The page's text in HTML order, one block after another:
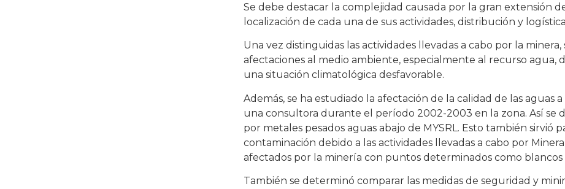
Se debe destacar la complejidad causada por la gran extensión
localización de cada una de sus actividades, distribución y
Una vez distinguidas las actividades llevadas a cabo por la
afectaciones al medio ambiente, especialmente al recurso agua,
una situación climatológica desfavorable.
Además, se ha estudiado la afectación de la calidad de las
una consultora durante el período 2002-2003 en la zona. Así se
por metales pesados aguas abajo de MYSRL. Esto también sirvió
contaminación debido a las actividades llevadas a cabo por
afectados por la minería con puntos determinados como blancos
También se determinó comparar las medidas de seguridad y